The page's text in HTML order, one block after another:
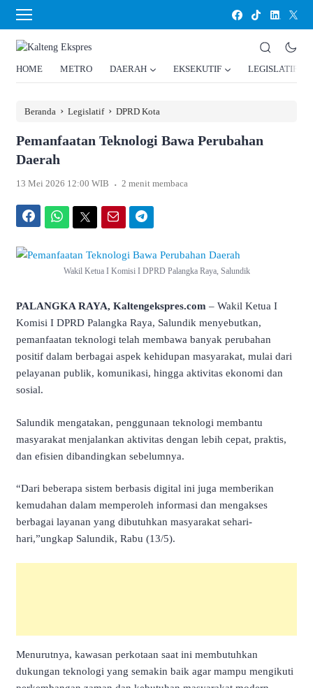
HOME METRO DAERAH EKSEKUTIF LEGISLATIF
Beranda › Legislatif › DPRD Kota
Pemanfaatan Teknologi Bawa Perubahan
Daerah
13 Mei 2026 12:00 WIB . 2 menit membaca
Wakil Ketua I Komisi I DPRD Palangka Raya, Salundik
PALANGKA RAYA, Kaltengekspres.com – Wakil Ketua I
Komisi I DPRD Palangka Raya, Salundik menyebutkan,
pemanfaatan teknologi telah membawa banyak perubahan
positif dalam berbagai aspek kehidupan masyarakat, mulai dari
pelayanan publik, komunikasi, hingga aktivitas ekonomi dan
sosial.
Salundik mengatakan, penggunaan teknologi membantu
masyarakat menjalankan aktivitas dengan lebih cepat, praktis,
dan efisien dibandingkan sebelumnya.
“Dari beberapa sistem berbasis digital ini juga memberikan
kemudahan dalam memperoleh informasi dan mengakses
berbagai layanan yang dibutuhkan masyarakat sehari-
hari,”ungkap Salundik, Rabu (13/5).
Menurutnya, kawasan perkotaan saat ini membutuhkan
dukungan teknologi yang semakin baik agar mampu mengikuti